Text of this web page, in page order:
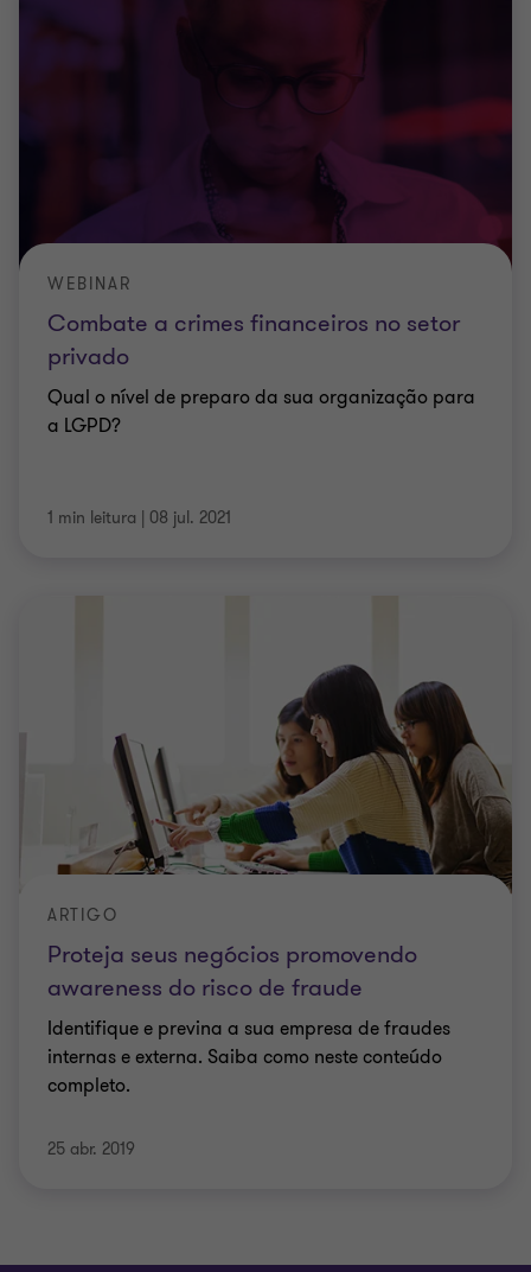
Combate a crimes financeiros no setor
privado
WEBINAR
Qual o nível de preparo da sua organização para
a LGPD?
1 min leitura | 08 jul. 2021
Proteja seus negócios promovendo
awareness do risco de fraude
ARTIGO
Identifique e previna a sua empresa de fraudes
internas e externa. Saiba como neste conteúdo
completo.
25 abr. 2019